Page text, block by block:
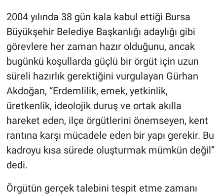
2004 yılında 38 gün kala kabul ettiği Bursa
Büyükşehir Belediye Başkanlığı adaylığı gibi
görevlere her zaman hazır olduğunu, ancak
bugünkü koşullarda güçlü bir örgüt için uzun
süreli hazırlık gerektiğini vurgulayan Gürhan
Akdoğan, “Erdemlilik, emek, yetkinlik,
üretkenlik, ideolojik duruş ve ortak akılla
hareket eden, ilçe örgütlerini önemseyen, kent
rantına karşı mücadele eden bir yapı gerekir. Bu
kadroyu kısa sürede oluşturmak mümkün değil”
dedi.
Örgütün gerçek talebini tespit etme zamanı